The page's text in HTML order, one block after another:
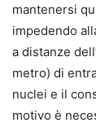
mantenersi
impedendo
a distanze
metro) di
nuclei e il
motivo è